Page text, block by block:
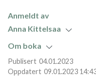
Anmeldt av
Anna Kittelsaa
Om boka
04.01.2023
09.01.2023